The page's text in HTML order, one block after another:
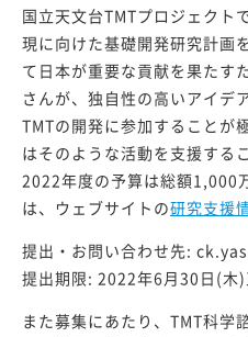
国立天文台TMTプロジェクト
現に向けた基礎開発研究計画
て日本が重要な貢献を果たす
さんが、独自性の高いアイデ
TMTの開発に参加することが
はそのような活動を支援する
2022年度の予算は総額1,000
は、ウェブサイトの研究支援
提出・お問い合わせ先:
提出期限: 2022年6月30日(木
また募集にあたり、TMT科学